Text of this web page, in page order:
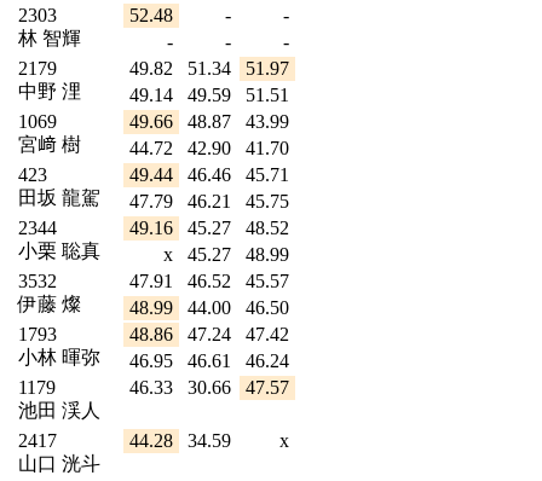
2303
林 智輝
52.48 -
-
-
-
-
2179
中野 浬
49.82 51.34
51.97
49.14
49.59
51.51
1069
宮﨑 樹
49.66 48.87
43.99
44.72
42.90
41.70
423
田坂 龍駕
49.44 46.46
45.71
47.79
46.21
45.75
2344
小栗 聡真
49.16 45.27
48.52
x
45.27
48.99
3532
伊藤 燦
47.91 46.52
45.57
48.99
44.00
46.50
1793
小林 暉弥
48.86 47.24
47.42
46.95
46.61
46.24
1179
池田 渓人
46.33 30.66 47.57
2417
山口 洸斗
44.28 34.59 x